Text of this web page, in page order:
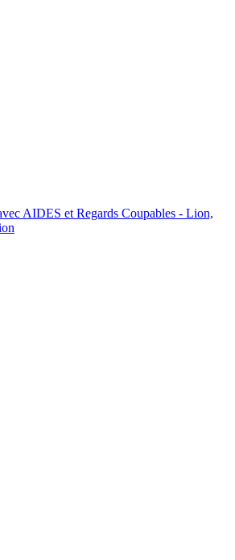
AIDES et Regards Coupables - Lion,